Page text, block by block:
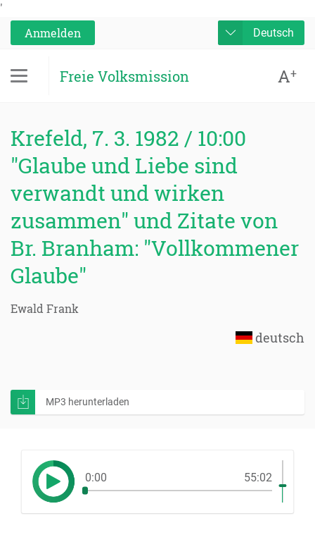
'
Anmelden
Deutsch
Freie Volksmission A+
Krefeld, 7. 3. 1982 / 10:00
"Glaube und Liebe sind
verwandt und wirken
zusammen" und Zitate von
Br. Branham: "Vollkommener
Glaube"
Ewald Frank
deutsch
MP3 herunterladen
0:00 55:02